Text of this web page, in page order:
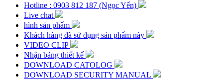
Hotline : 0903 812 187 (Ngọc Yến)
Live chat
hình sản phẩm
Khách hàng đã sử dụng sản phẩm này
VIDEO CLIP
Nhận bảng thiết kế
DOWNLOAD CATOLOG
DOWNLOAD SECURITY MANUAL